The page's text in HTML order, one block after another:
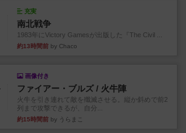
充実
南北戦争
1983年にVictory Gamesが出版した『The Civil ...
約13時間前 by Chaco
画像付き
ファイアー・ブルズ / 火牛陣
火牛を引き連れて敵を殲滅させる。縦か斜めで前2
列まで攻撃できるが、自分...
約15時間前 by うらまこ